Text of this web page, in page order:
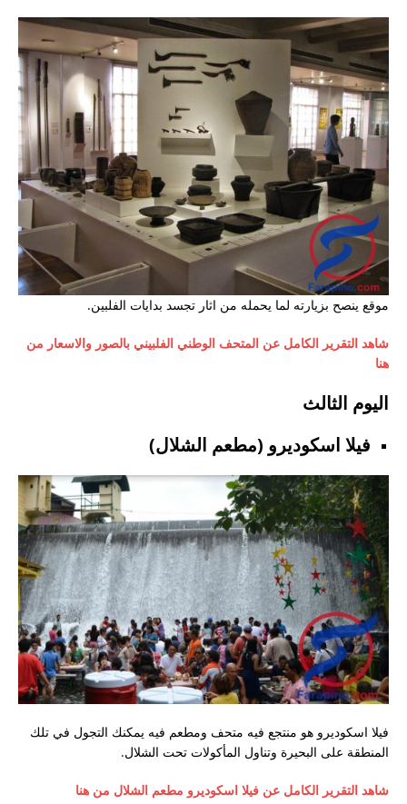
موقع ينصح بزيارته لما يحمله من اثار تجسد بدايات الفلبين.
شاهد التقرير الكامل عن المتحف الوطني الفلبيني بالصور والاسعار من
هنا
اليوم الثالث
فيلا اسكوديرو (مطعم الشلال)
فيلا اسكوديرو هو منتجع فيه متحف ومطعم فيه يمكنك التجول في تلك
المنطقة على البحيرة وتناول المأكولات تحت الشلال.
شاهد التقرير الكامل عن فيلا اسكوديرو مطعم الشلال من هنا